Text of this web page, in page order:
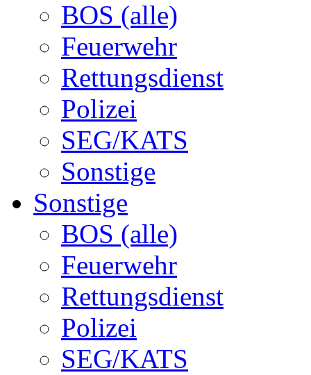
BOS (alle)
Feuerwehr
Rettungsdienst
Polizei
SEG/KATS
Sonstige
Sonstige
BOS (alle)
Feuerwehr
Rettungsdienst
Polizei
SEG/KATS